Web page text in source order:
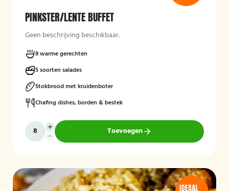
PINKSTER/LENTE BUFFET
Geen beschrijving beschikbaar.
8 warme gerechten
5 soorten salades
Stokbrood met kruidenboter
Chafing dishes, borden & bestek
Toevoegen